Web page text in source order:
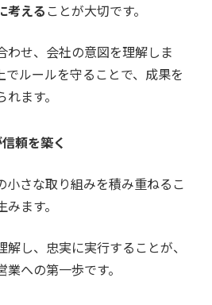
考える ことが大切です。
わせ、会社の意図を理解しま
でルールを守ることで、成果を
ます。
頼を築く
小さな取り組みを積み重ねるこ
みます。
し、忠実に実行することが、
への第一歩です。